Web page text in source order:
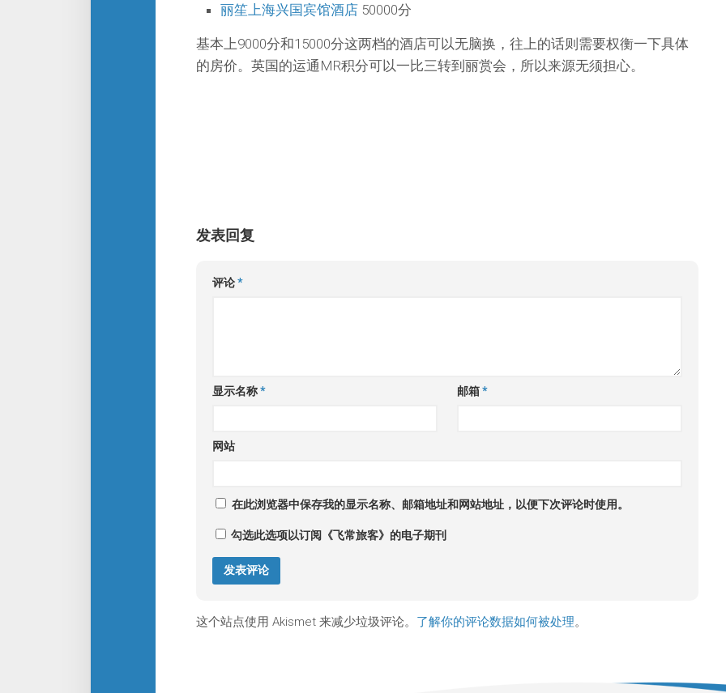
丽笙上海兴国宾馆酒店 50000分
基本上9000分和15000分这两档的酒店可以无脑换，往上的话则需要权衡一下具体
的房价。英国的运通MR积分可以一比三转到丽赏会，所以来源无须担心。
发表回复
评论*
显示名称* 邮箱*
网站
在此浏览器中保存我的显示名称、邮箱地址和网站地址，以便下次评论时使用。
勾选此选项以订阅《飞常旅客》的电子期刊
这个站点使用 Akismet 来减少垃圾评论。 了解你的评论数据如何被处理。